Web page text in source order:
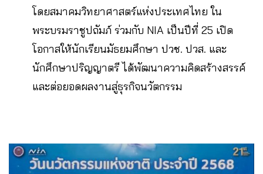
โดยสมาคมวิทยาศาสตร์แห่งประเทศไทย ใน
พระบรมราชูปถัมภ์ ร่วมกับ NIA เป็นปีที่ 25 เปิด
โอกาสให้นักเรียนมัธยมศึกษา ปวช. ปวส. และ
นักศึกษาปริญญาตรี ได้พัฒนาความคิดสร้างสรรค์
และต่อยอดผลงานสู่ธุรกิจนวัตกรรม